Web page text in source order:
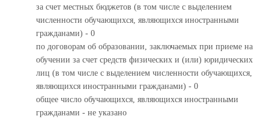
за счет местных бюджетов (в том числе с выделением
численности обучающихся, являющихся иностранными
гражданами) - 0
по договорам об образовании, заключаемых при приеме на
обучении за счет средств физических и (или) юридических
лиц (в том числе с выделением численности обучающихся,
являющихся иностранными гражданами) - 0
общее число обучающихся, являющихся иностранными
гражданами - не указано